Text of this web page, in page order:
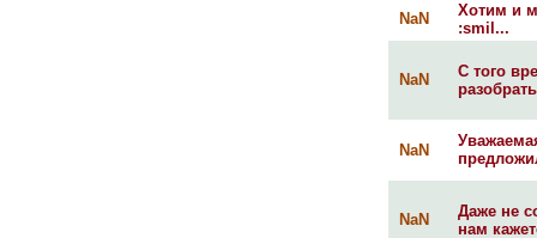
NaN
Хотим и
:smil...
NaN
С того
NaN
NaN
Даже не
нам